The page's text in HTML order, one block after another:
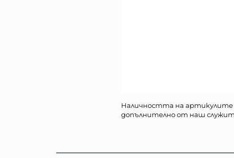
Наличността на артикулите
допълнително от наш